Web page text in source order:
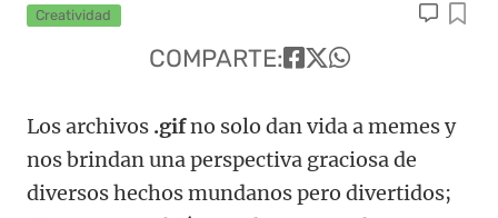
Creatividad
COMPARTE:
Los archivos .gifno solo dan vida a memes y
nos brindan una perspectiva graciosa de
diversos hechos mundanos pero divertidos;